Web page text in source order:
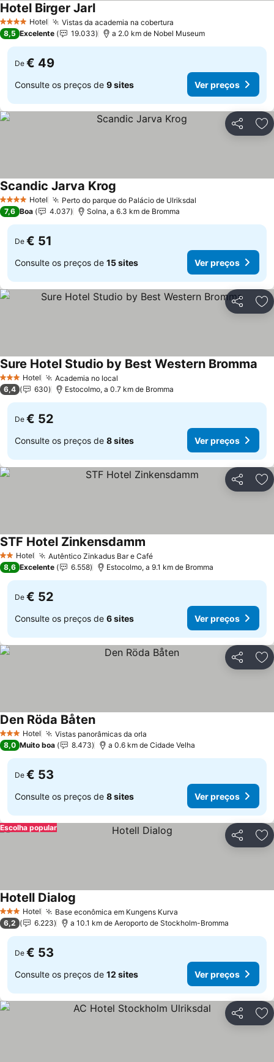
4 EstrelasHotel Vistas da academia na cobertura
Hotel Birger JarlVer preços
8,5 Excelente 19.033 a 2.0 km de Nobel Museum
De € 49
Consulte os preços de 9 sites Ver preços
Partilhar
4 EstrelasHotel Perto do parque do Palácio de Ulriksdal
Scandic Jarva Krog
7,6 Boa 4.037 Solna, a 6.3 km de Bromma
De € 51
Consulte os preços de 15 sites Ver preços
Partilhar
3 EstrelasHotel Academia no local
Sure Hotel Studio by Best Western Bromma
6,4 630 Estocolmo, a 0.7 km de Bromma
De € 52
Consulte os preços de 8 sites Ver preços
Partilhar
2 Estrelas
Hotel Autêntico Zinkadus Bar e CaféVer preços
STF Hotel Zinkensdamm
8,6 Excelente 6.558 Estocolmo, a 9.1 km de Bromma
De € 52
Consulte os preços de 6 sites Ver preços
Partilhar
3 EstrelasHotel Vistas panorâmicas da orla
Den Röda BåtenVer preços
8,0 Muito boa 8.473 a 0.6 km de Cidade Velha
De € 53
Consulte os preços de 8 sites Ver preços
Partilhar
Escolha popular
3 EstrelasHotel Base econômica em Kungens Kurva
Hotell Dialog
6,2 6.223 a 10.1 km de Aeroporto de Stockholm-Bromma
De € 53
Consulte os preços de 12 sites Ver preços
Partilhar